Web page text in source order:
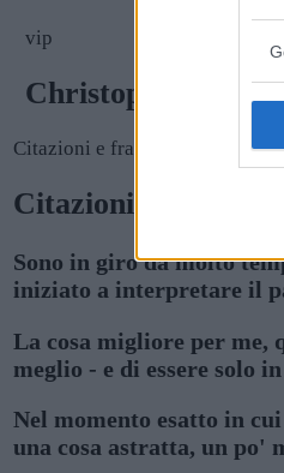
vip
Christopher
Citazioni e frasi
Citazioni di
Sono in giro da molto
iniziato a interpretare il
La cosa migliore per me,
meglio - e di essere solo
Nel momento esatto in
una cosa astratta, un po'